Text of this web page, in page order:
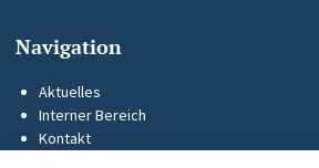
Navigation
Aktuelles
Interner Bereich
Kontakt